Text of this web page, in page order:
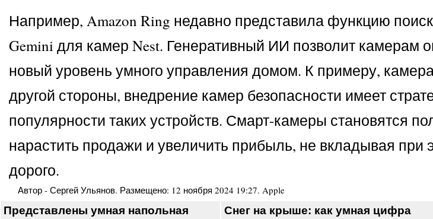
Например, Amazon Ring недавно представила функцию
Gemini для камер Nest. Генеративный ИИ позволит камерам
новый уровень умного управления домом. К примеру,
другой стороны, внедрение камер безопасности имеет
популярности таких устройств. Смарт-камеры становятся
нарастить продажи и увеличить прибыль, не вкладывая при
дорого.
Автор - Сергей Ульянов. Размещено: 12 ноября 2024 19:27. Apple
Представлены умная напольная
Снег на крыше: как умная цифра